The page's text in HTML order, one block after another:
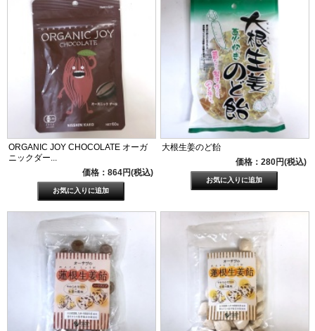
ORGANIC JOY CHOCOLATE オーガ
ニックダー...
価格：864円(税込)
大根生姜のど飴
価格：280円(税込)